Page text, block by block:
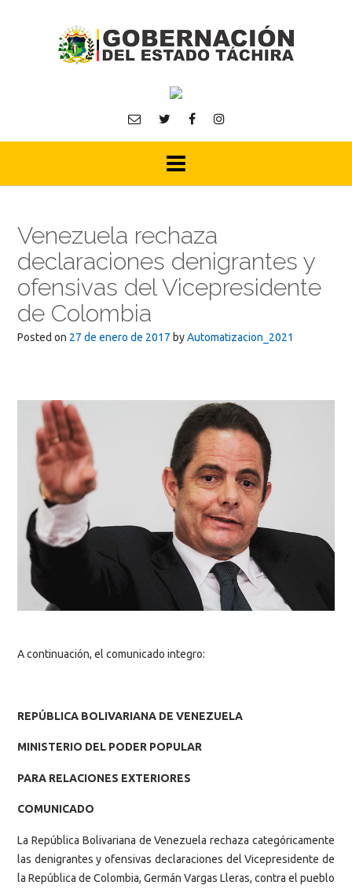
Venezuela rechaza
declaraciones denigrantes y
ofensivas del Vicepresidente
de Colombia
Posted on 27 de enero de 2017 byAutomatizacion_2021
A continuación, el comunicado integro:
REPÚBLICA BOLIVARIANA DE VENEZUELA
MINISTERIO DEL PODER POPULAR
PARA RELACIONES EXTERIORES
COMUNICADO
La República Bolivariana de Venezuela rechaza categóricamente
las denigrantes y ofensivas declaraciones del Vicepresidente de
la República de Colombia, Germán Vargas Lleras, contra el pueblo